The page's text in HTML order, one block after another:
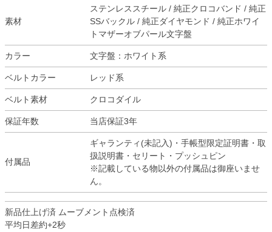
素材
ステンレススチール / 純正クロコバンド / 純正
SSバックル / 純正ダイヤモンド / 純正ホワイ
トマザーオブパール文字盤
カラー 文字盤：ホワイト系
ベルトカラー レッド系
ベルト素材 クロコダイル
保証年数 当店保証3年
付属品
ギャランティ(未記入)・手帳型限定証明書・取
扱説明書・セリート・プッシュピン
※記載している物以外の付属品は御座いませ
ん。
新品仕上げ済 ムーブメント点検済
平均日差約+2秒